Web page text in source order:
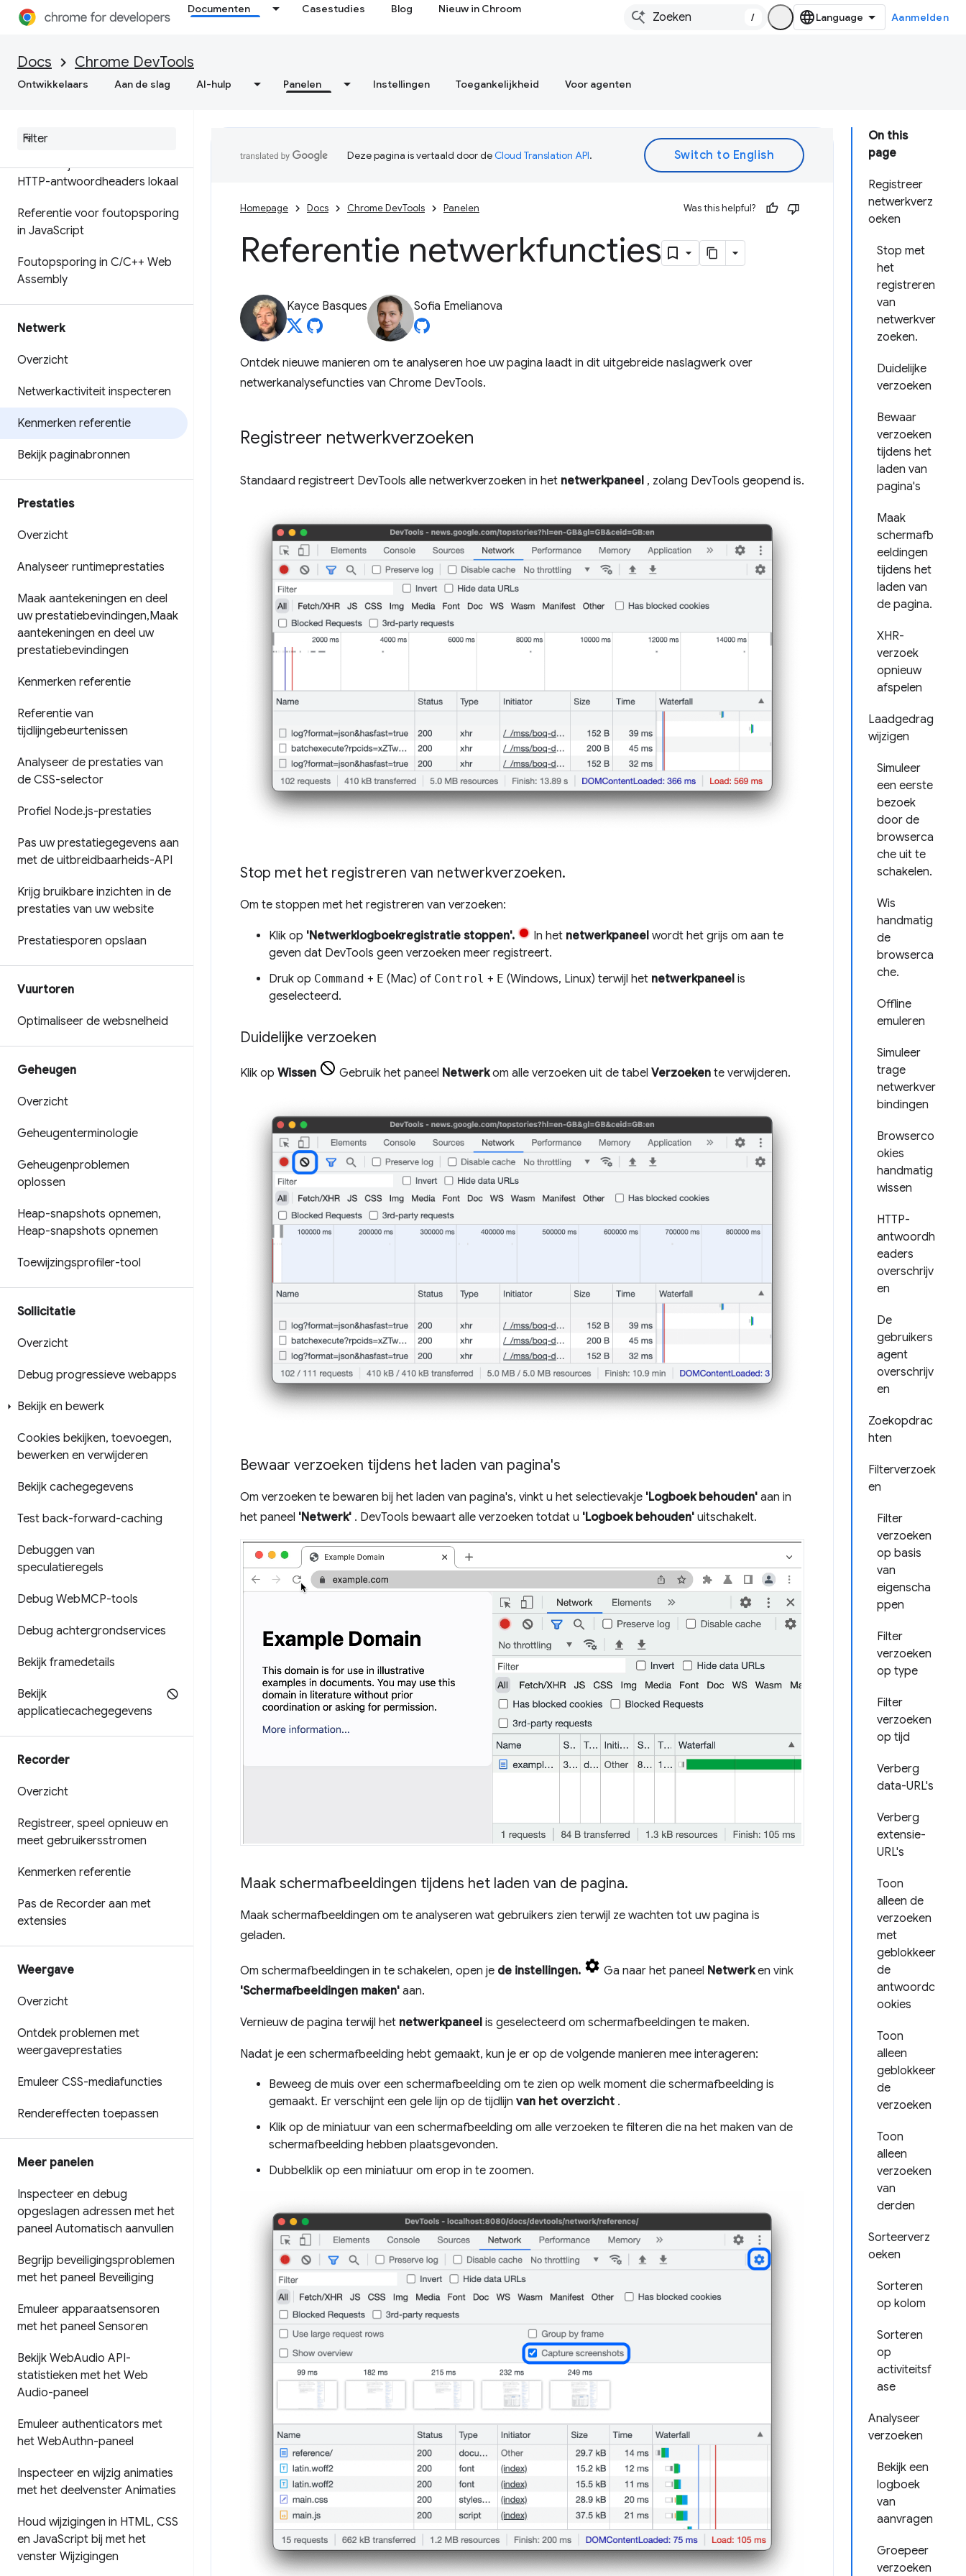
Documenten Casestudies Blog Nieuw in Chroom
/ Aanmelden
Docs Chrome DevTools
Ontwikkelaars Aan de slag AI-hulp Panelen Instellingen Toegankelijkheid Voor agenten
van geïmplementeerd met
negeerList bronkaartextensie
op te slaan
Overschrijf webinhoud en
HTTP-antwoordheaders lokaal
Referentie voor foutopsporing
in JavaScript
Foutopsporing in C/C++ Web
Assembly
Netwerk
Overzicht
Netwerkactiviteit inspecteren
Kenmerken referentie
Bekijk paginabronnen
Prestaties
Overzicht
Analyseer runtimeprestaties
Maak aantekeningen en deel
uw prestatiebevindingen,Maak
aantekeningen en deel uw
prestatiebevindingen
Kenmerken referentie
Referentie van
tijdlijngebeurtenissen
Analyseer de prestaties van
de CSS-selector
Profiel Node.js-prestaties
Pas uw prestatiegegevens aan
met de uitbreidbaarheids-API
Krijg bruikbare inzichten in de
prestaties van uw website
Prestatiesporen opslaan
Vuurtoren
Optimaliseer de websnelheid
Geheugen
Overzicht
Geheugenterminologie
Geheugenproblemen
oplossen
Heap-snapshots opnemen,
Heap-snapshots opnemen
Toewijzingsprofiler-tool
Sollicitatie
Overzicht
Debug progressieve webapps
Bekijk en bewerk
Cookies bekijken, toevoegen,
bewerken en verwijderen
Bekijk cachegegevens
Test back-forward-caching
Debuggen van
speculatieregels
Debug WebMCP-tools
Debug achtergrondservices
Bekijk framedetails
Bekijk
applicatiecachegegevens
Recorder
Overzicht
Registreer, speel opnieuw en
meet gebruikersstromen
Kenmerken referentie
Pas de Recorder aan met
extensies
Weergave
Overzicht
Ontdek problemen met
weergaveprestaties
Emuleer CSS-mediafuncties
Rendereffecten toepassen
Meer panelen
Inspecteer en debug
opgeslagen adressen met het
paneel Automatisch aanvullen
Begrijp beveiligingsproblemen
met het paneel Beveiliging
Emuleer apparaatsensoren
met het paneel Sensoren
Bekijk WebAudio API-
statistieken met het Web
Audio-paneel
Emuleer authenticators met
het WebAuthn-paneel
Inspecteer en wijzig animaties
met het deelvenster Animaties
Houd wijzigingen in HTML, CSS
en JavaScript bij met het
venster Wijzigingen
On this
page
Registreer
netwerkverz
oeken
Stop met
het
registreren
van
netwerkver
zoeken.
Duidelijke
verzoeken
Bewaar
verzoeken
tijdens het
laden van
pagina's
Maak
schermafb
eeldingen
tijdens het
laden van
de pagina.
XHR-
verzoek
opnieuw
afspelen
Laadgedrag
wijzigen
Simuleer
een eerste
bezoek
door de
browserca
che uit te
schakelen.
Wis
handmatig
de
browserca
che.
Offline
emuleren
Simuleer
trage
netwerkver
bindingen
Browserco
okies
handmatig
wissen
HTTP-
antwoordh
eaders
overschrijv
en
De
gebruikers
agent
overschrijv
en
Zoekopdrac
hten
Filterverzoek
en
Filter
verzoeken
op basis
van
eigenscha
ppen
Filter
verzoeken
op type
Filter
verzoeken
op tijd
Verberg
data-URL's
Verberg
extensie-
URL's
Toon
alleen de
verzoeken
met
geblokkeer
de
antwoordc
ookies
Toon
alleen
geblokkeer
de
verzoeken
Toon
alleen
verzoeken
van
derden
Sorteerverz
oeken
Sorteren
op kolom
Sorteren
op
activiteitsf
ase
Analyseer
verzoeken
Bekijk een
logboek
van
aanvragen
Groepeer
verzoeken
Deze pagina is vertaald door deCloud Translation API.
Homepage Docs Chrome DevTools Panelen Was this helpful?
Referentie netwerkfuncties
Kayce Basques Sofia Emelianova
Ontdek nieuwe manieren om te analyseren hoe uw pagina laadt in dit uitgebreide naslagwerk over
netwerkanalysefuncties van Chrome DevTools.
Registreer netwerkverzoeken
Standaard registreert DevTools alle netwerkverzoeken in het netwerkpaneel , zolang DevTools geopend is.
Stop met het registreren van netwerkverzoeken.
Om te stoppen met het registreren van verzoeken:
Klik op 'Netwerklogboekregistratie stoppen'. In het netwerkpaneel wordt het grijs om aan te
geven dat DevTools geen verzoeken meer registreert.
Druk op Command + E (Mac) of Control + E (Windows, Linux) terwijl het netwerkpaneel is
geselecteerd.
Duidelijke verzoeken
Klik op Wissen Gebruik het paneel Netwerkom alle verzoeken uit de tabel Verzoeken te verwijderen.
Bewaar verzoeken tijdens het laden van pagina's
Om verzoeken te bewaren bij het laden van pagina's, vinkt u het selectievakje 'Logboek behouden' aan in
het paneel 'Netwerk' . DevTools bewaart alle verzoeken totdat u 'Logboek behouden' uitschakelt.
Maak schermafbeeldingen tijdens het laden van de pagina.
Maak schermafbeeldingen om te analyseren wat gebruikers zien terwijl ze wachten tot uw pagina is
geladen.
Om schermafbeeldingen in te schakelen, open je de instellingen. Ga naar het paneel Netwerken vink
'Schermafbeeldingen maken' aan.
Vernieuw de pagina terwijl het netwerkpaneel is geselecteerd om schermafbeeldingen te maken.
Nadat je een schermafbeelding hebt gemaakt, kun je er op de volgende manieren mee interageren:
Beweeg de muis over een schermafbeelding om te zien op welk moment die schermafbeelding is
gemaakt. Er verschijnt een gele lijn op de tijdlijn van het overzicht .
Klik op de miniatuur van een schermafbeelding om alle verzoeken te filteren die na het maken van de
schermafbeelding hebben plaatsgevonden.
Dubbelklik op een miniatuur om erop in te zoomen.